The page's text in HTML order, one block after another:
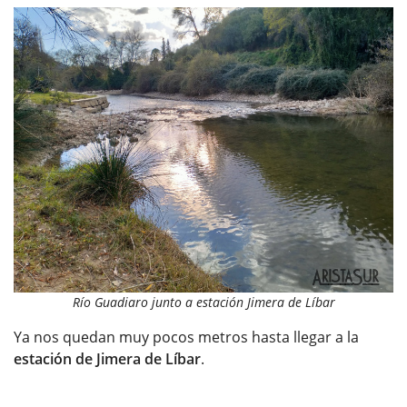
Río Guadiaro junto a estación Jimera de Líbar
Ya nos quedan muy pocos metros hasta llegar a la
estación de Jimera de Líbar.